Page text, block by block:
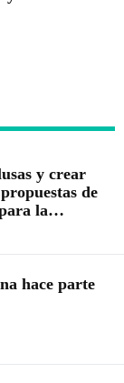
y crear
de
la
hace parte